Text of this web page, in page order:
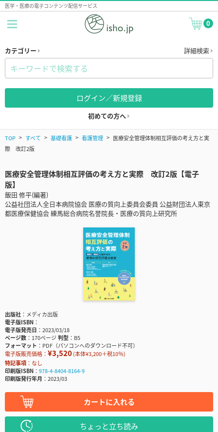
医学・医療の電子コンテンツ配信サービス
0
カテゴリー 詳細検索
ログイン／新規登録
初めての方へ
TOP すべて 基礎看護 看護管理
医療安全管理体制相互評価の考え方と実
際 改訂2版
医療安全管理体制相互評価の考え方と実際 改訂2版【電子
版】
飯田 修平(編著)
公益社団法人全日本病院協会 医療の質向上委員会委員 公益財団法人東京
都医療保健協会 練馬総合病院名誉院長・医療の質向上研究所
出版社
メディカ出版
電子版ISBN
電子版発売日
2023/03/18
ページ数
170ページ判型
B5
フォーマット
PDF（パソコンへのダウンロード不可）
電子版販売価格： ¥3,520(本体¥3,200＋税10％)
特記事項
なし
印刷版ISBN
978-4-8404-8164-9
印刷版発行年月
2023/03
カートに入れる
ちょっと立ち読み